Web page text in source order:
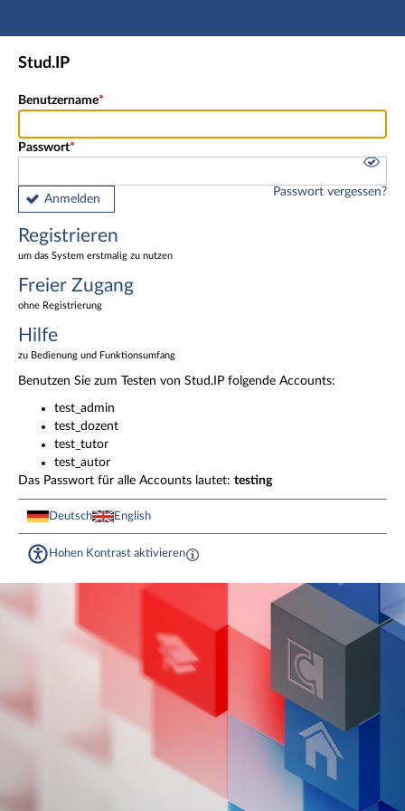
Hauptnavigation
Stud.IP
Benutzername
Passwort
Anmelden
Passwort vergessen?
Registrieren
um das System erstmalig zu nutzen
Freier Zugang
ohne Registrierung
Hilfe
zu Bedienung und Funktionsumfang
Benutzen Sie zum Testen von Stud.IP folgende Accounts:
test_admin
test_dozent
test_tutor
test_autor
Das Passwort für alle Accounts lautet: testing
Deutsch English
Hohen Kontrast aktivieren